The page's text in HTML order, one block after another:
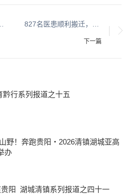
下一篇
行系列报道之十五
野！奔跑贵阳・2026清镇湖城亚高
办
阳 湖城清镇系列报道之四十一